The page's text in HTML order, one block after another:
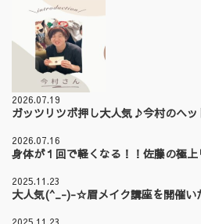
2026.07.19
ガッツリツボ押し大人気♪今村のヘ
2026.07.16
身体が１回で軽くなる！！佐藤の極
2025.11.23
大人気(^_-)-☆眉メイク講座を開催い